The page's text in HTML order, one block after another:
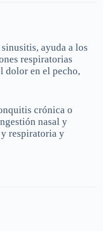
ayuda a los
respiratorias
dolor en el pecho,
crónica o
nasal y
respiratoria y